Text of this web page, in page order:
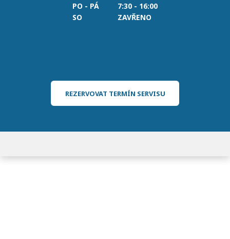
PO - PÁ
7:30 - 16:00
SO
ZAVŘENO
REZERVOVAT TERMÍN SERVISU